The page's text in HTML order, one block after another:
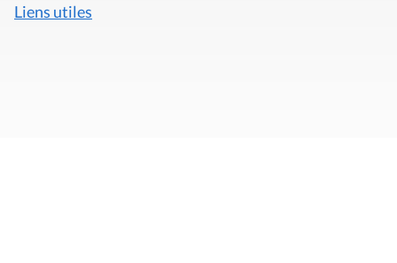
Liens utiles